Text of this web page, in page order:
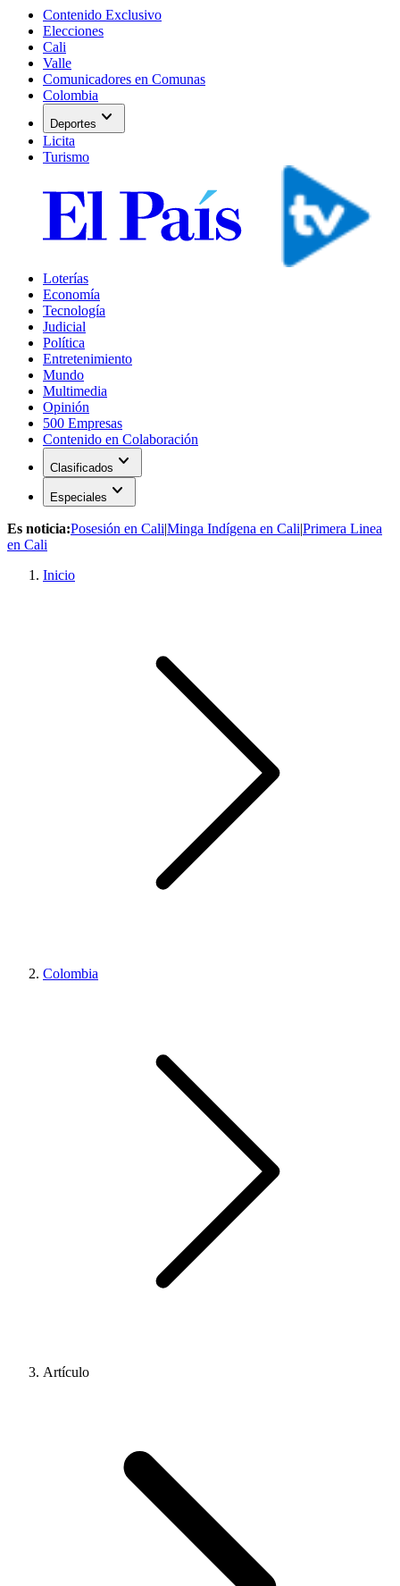
Contenido Exclusivo
Elecciones
Cali
Valle
Comunicadores en Comunas
Colombia
Deportes expand_more
Licita
Turismo
Loterías
Economía
Tecnología
Judicial
Política
Entretenimiento
Mundo
Multimedia
Opinión
500 Empresas
Contenido en Colaboración
Clasificados expand_more
Especiales expand_more
Es noticia:Posesión en Cali|Minga Indígena en Cali|Primera Linea
en Cali
Inicio
Colombia
Artículo